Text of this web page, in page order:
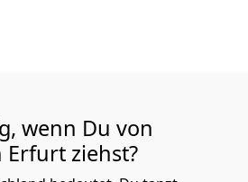
wenn Du von
Erfurt ziehst?